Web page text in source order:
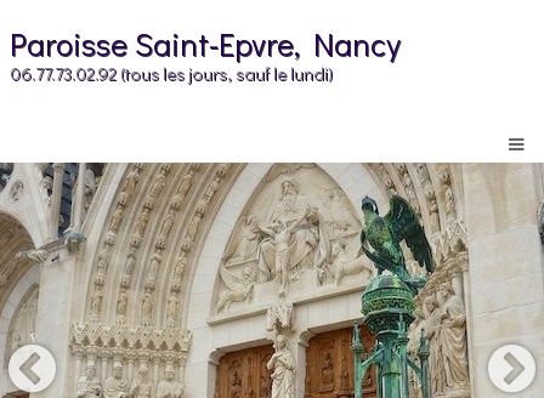
Paroisse Saint-Epvre, Nancy
06.77.73.02.92 (tous les jours, sauf le lundi)